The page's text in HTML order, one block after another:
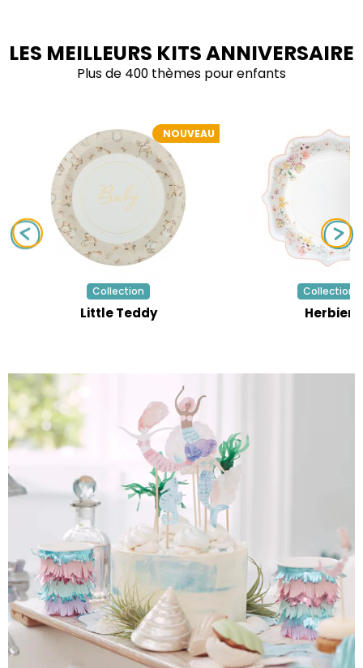
LES MEILLEURS KITS ANNIVERSAIRE
Plus de 400 thèmes pour enfants
NOUVEAU
Collection
Little Teddy
Collection
Herbier